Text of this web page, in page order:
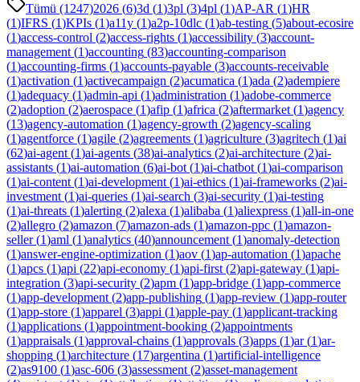
Tümü (1247)2026 (6)3d (1)3pl (3)4pl (1)AP-AR (1)HR
(1)IFRS (1)KPIs (1)a11y (1)a2p-10dlc (1)ab-testing (5)about-ecosire
(1)access-control (2)access-rights (1)accessibility (3)account-
management (1)accounting (83)accounting-comparison
(1)accounting-firms (1)accounts-payable (3)accounts-receivable
(1)activation (1)activecampaign (2)acumatica (1)ada (2)adempiere
(1)adequacy (1)admin-api (1)administration (1)adobe-commerce
(2)adoption (2)aerospace (1)afip (1)africa (2)aftermarket (1)agency
(13)agency-automation (1)agency-growth (2)agency-scaling
(1)agentforce (1)agile (2)agreements (1)agriculture (3)agritech (1)ai
(62)ai-agent (1)ai-agents (38)ai-analytics (2)ai-architecture (2)ai-
assistants (1)ai-automation (6)ai-bot (1)ai-chatbot (1)ai-comparison
(1)ai-content (1)ai-development (1)ai-ethics (1)ai-frameworks (2)ai-
investment (1)ai-queries (1)ai-search (3)ai-security (1)ai-testing
(1)ai-threats (1)alerting (2)alexa (1)alibaba (1)aliexpress (1)all-in-one
(2)allegro (2)amazon (7)amazon-ads (1)amazon-ppc (1)amazon-
seller(1)aml (1)analytics (40)announcement (1)anomaly-detection
(1)answer-engine-optimization (1)aov (1)ap-automation (1)apache
(1)apcs (1)api (22)api-economy (1)api-first (2)api-gateway (1)api-
integration (3)api-security (2)apm (1)app-bridge (1)app-commerce
(1)app-development (2)app-publishing (1)app-review (1)app-router
(1)app-store (1)apparel (3)appi (1)apple-pay (1)applicant-tracking
(1)applications (1)appointment-booking (2)appointments
(1)appraisals (1)approval-chains (1)approvals (3)apps (1)ar(1)ar-
shopping (1)architecture (17)argentina (1)artificial-intelligence
(2)as9100 (1)asc-606 (3)assessment (2)asset-management